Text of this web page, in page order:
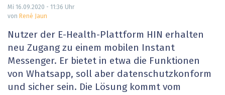
Mi 16.09.2020 - 11:36 Uhr
von René Jaun
Nutzer der E-Health-Plattform HIN erhalten
neu Zugang zu einem mobilen Instant
Messenger. Er bietet in etwa die Funktionen
von Whatsapp, soll aber datenschutzkonform
und sicher sein. Die Lösung kommt vom